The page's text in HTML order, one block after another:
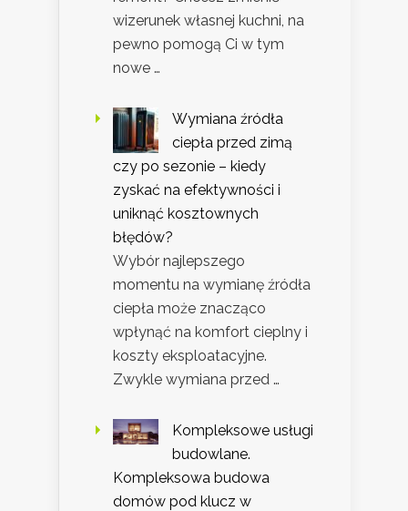
wizerunek własnej kuchni, na
pewno pomogą Ci w tym
nowe …
Wymiana źródła
ciepła przed zimą
czy po sezonie – kiedy
zyskać na efektywności i
uniknąć kosztownych
błędów?
Wybór najlepszego
momentu na wymianę źródła
ciepła może znacząco
wpłynąć na komfort cieplny i
koszty eksploatacyjne.
Zwykle wymiana przed …
Kompleksowe usługi
budowlane.
Kompleksowa budowa
domów pod klucz w